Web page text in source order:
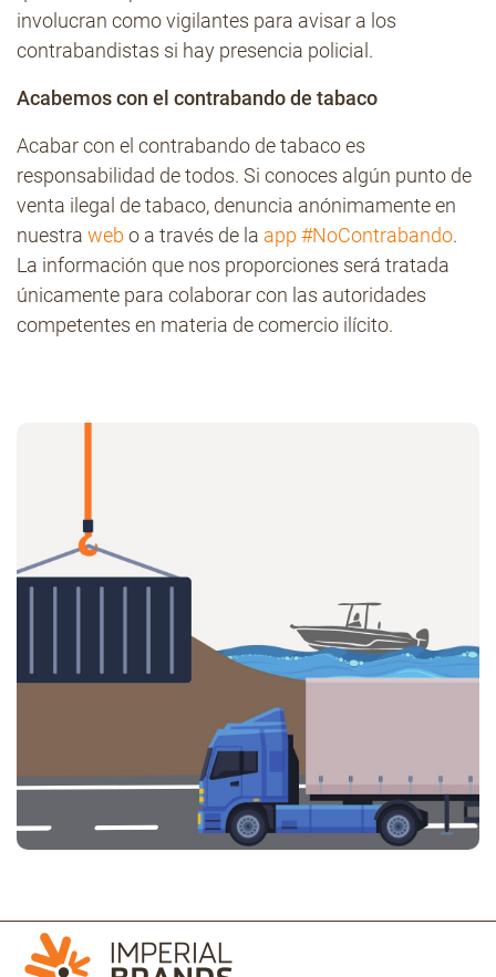
involucran como vigilantes para avisar a los
contrabandistas si hay presencia policial.
Acabemos con el contrabando de tabaco
Acabar con el contrabando de tabaco es
responsabilidad de todos. Si conoces algún punto de
venta ilegal de tabaco, denuncia anónimamente en
nuestra web o a través de la app #NoContrabando.
La información que nos proporciones será tratada
únicamente para colaborar con las autoridades
competentes en materia de comercio ilícito.